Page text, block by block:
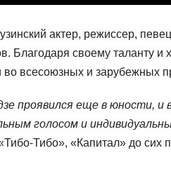
актер, режиссер,
Благодаря своему таланту и
всесоюзных и зарубежных
проявился еще в юности, и
голосом и
Тибо», «Капитал» до сих